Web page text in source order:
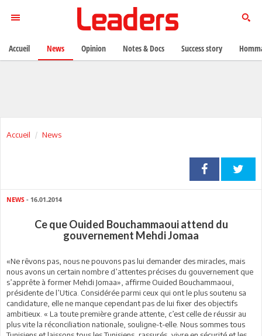
Accueil News
NEWS - 16.01.2014
Ce que Ouided Bouchammaoui attend du
gouvernement Mehdi Jomaa
«Ne rêvons pas, nous ne pouvons pas lui demander des miracles, mais
nous avons un certain nombre d’attentes précises du gouvernement que
s’apprête à former Mehdi Jomaa», affirme Ouided Bouchammaoui,
présidente de l’Utica. Considérée parmi ceux qui ont le plus soutenu sa
candidature, elle ne manque cependant pas de lui fixer des objectifs
ambitieux. « La toute première grande attente, c’est celle de réussir au
plus vite la réconciliation nationale, souligne-t-elle. Nous sommes tous
Accueil News Opinion Notes & Docs Success story